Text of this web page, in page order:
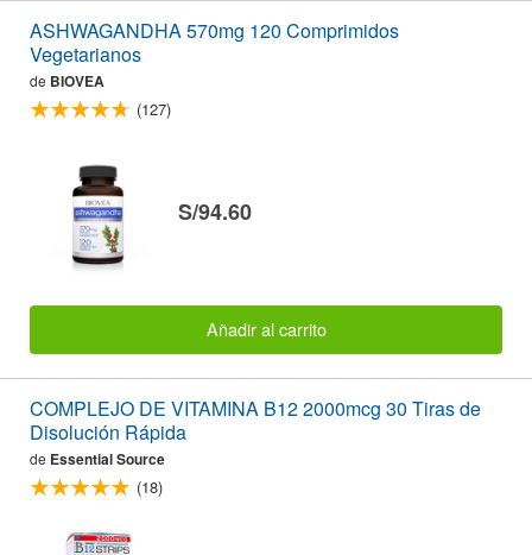
ASHWAGANDHA 570mg 120 Comprimidos
Vegetarianos
de BIOVEA
(127)
S/94.60
Añadir al carrito
COMPLEJO DE VITAMINA B12 2000mcg 30 Tiras de
Disolución Rápida
de Essential Source
(18)